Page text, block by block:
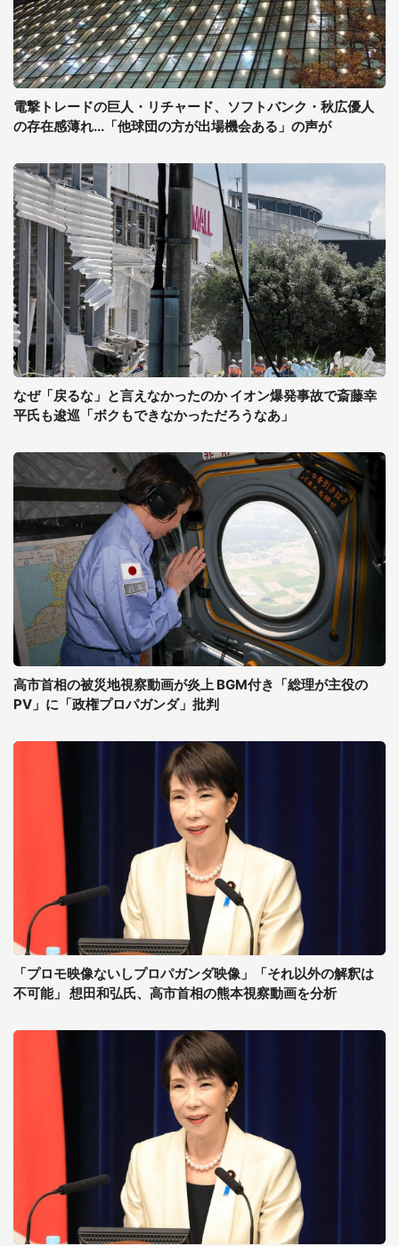
電撃トレードの巨人・リチャード、ソフトバンク・秋広優人
の存在感薄れ...「他球団の方が出場機会ある」の声が
なぜ「戻るな」と言えなかったのか イオン爆発事故で斎藤幸
平氏も逡巡「ボクもできなかっただろうなあ」
高市首相の被災地視察動画が炎上 BGM付き「総理が主役の
PV」に「政権プロパガンダ」批判
「プロモ映像ないしプロパガンダ映像」「それ以外の解釈は
不可能」 想田和弘氏、高市首相の熊本視察動画を分析